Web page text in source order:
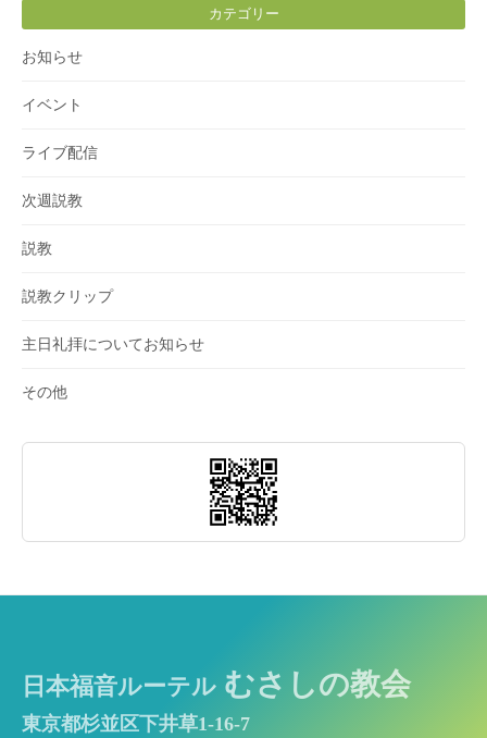
カテゴリー
お知らせ
イベント
ライブ配信
次週説教
説教
説教クリップ
主日礼拝についてお知らせ
その他
日本福音ルーテル むさしの教会
東京都杉並区下井草1-16-7